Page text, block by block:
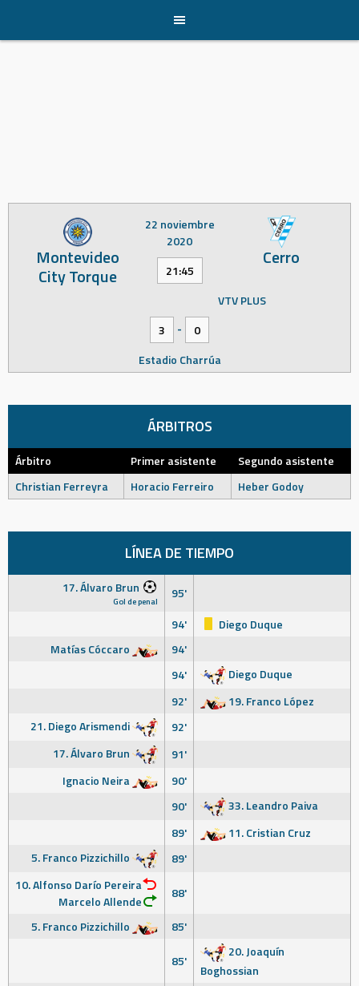
content
Montevideo
City Torque
Cerro
22 noviembre
2020
21:45
VTV PLUS
3
-
0
Estadio Charrúa
ÁRBITROS
Árbitro Primer asistente
Segundo asistente
Christian Ferreyra
Horacio Ferreiro Heber Godoy
LÍNEA DE TIEMPO
17. Álvaro Brun
Gol de penal
95'
94'
Diego Duque
Matías Cóccaro
94'
94'
Diego Duque
92'
19. Franco López
21. Diego Arismendi
92'
17. Álvaro Brun
91'
Ignacio Neira
90'
90'
33. Leandro Paiva
89'
11. Cristian Cruz
5. Franco Pizzichillo
89'
10. Alfonso Darío Pereira
Marcelo Allende
88'
5. Franco Pizzichillo
85'
85'
20. Joaquín
Boghossian